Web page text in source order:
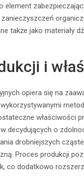
element
także jako materiały
i
opiera się na
właściwości
decydujących o
drobniejszych
Proces produkcji
co dodatkowo